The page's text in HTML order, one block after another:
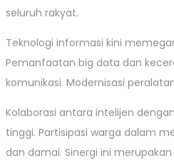
seluruh rakyat.
Teknologi informasi kini
Pemanfaatan big data dan
komunikasi. Modernisasi
Kolaborasi antara intelijen
tinggi. Partisipasi warga dalam
dan damai. Sinergi ini